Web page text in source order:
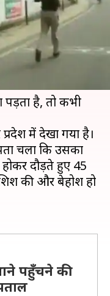
के जीवन
पड़ता है, तो कभी
में देखा गया है।
चला कि उसका
होकर दौड़ते हुए 45
की और बेहोश हो
पहुँचने की